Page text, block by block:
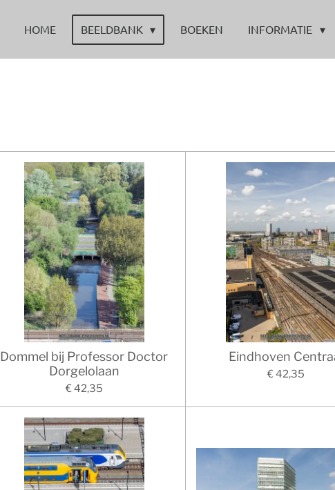
HOME BEELDBANK BOEKEN INFORMATIE
Dommel bij Professor Doctor
Dorgelolaan
€ 42,35
Eindhoven
€ 42,35